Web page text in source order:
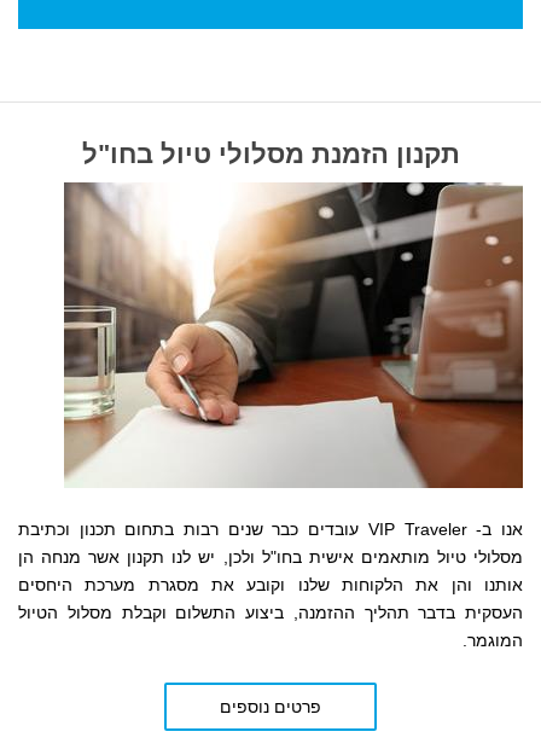
תקנון הזמנת מסלולי טיול בחו"ל
אנו ב- VIP Traveler עובדים כבר שנים רבות בתחום תכנון וכתיבת
מסלולי טיול מותאמים אישית בחו"ל ולכן, יש לנו תקנון אשר מנחה הן
אותנו והן את הלקוחות שלנו וקובע את מסגרת מערכת היחסים
העסקית בדבר תהליך ההזמנה, ביצוע התשלום וקבלת מסלול הטיול
המוגמר.
פרטים נוספים